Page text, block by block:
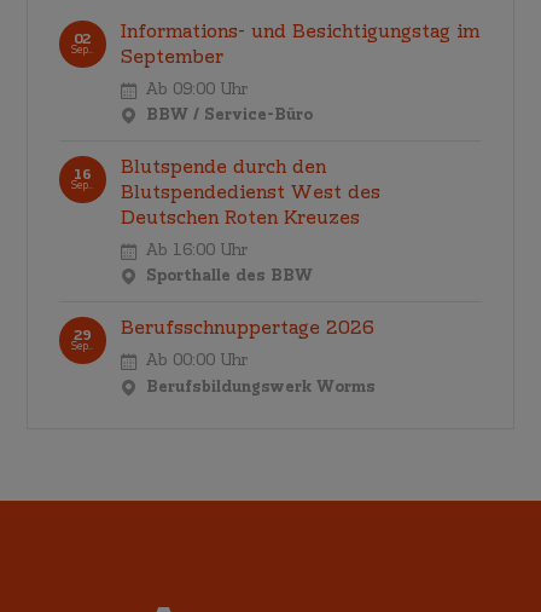
02
Sep..
Informations- und Besichtigungstag im
September
Ab 09:00 Uhr
BBW / Service-Büro
16
Sep..
Blutspende durch den
Blutspendedienst West des
Deutschen Roten Kreuzes
Ab 16:00 Uhr
Sporthalle des BBW
29
Sep..
Berufsschnuppertage 2026
Ab 00:00 Uhr
Berufsbildungswerk Worms